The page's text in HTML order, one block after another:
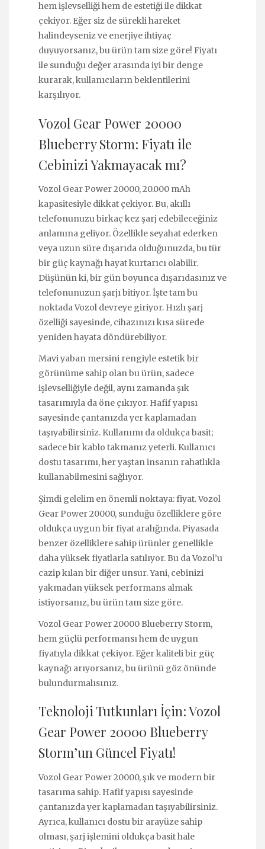
hem işlevselliği hem de estetiği ile dikkat
çekiyor. Eğer siz de sürekli hareket
halindeyseniz ve enerjiye ihtiyaç
duyuyorsanız, bu ürün tam size göre! Fiyatı
ile sunduğu değer arasında iyi bir denge
kurarak, kullanıcıların beklentilerini
karşılıyor.
Vozol Gear Power 20000
Blueberry Storm: Fiyatı ile
Cebinizi Yakmayacak mı?
Vozol Gear Power 20000, 20.000 mAh
kapasitesiyle dikkat çekiyor. Bu, akıllı
telefonunuzu birkaç kez şarj edebileceğiniz
anlamına geliyor. Özellikle seyahat ederken
veya uzun süre dışarıda olduğunuzda, bu tür
bir güç kaynağı hayat kurtarıcı olabilir.
Düşünün ki, bir gün boyunca dışarıdasınız ve
telefonunuzun şarjı bitiyor. İşte tam bu
noktada Vozol devreye giriyor. Hızlı şarj
özelliği sayesinde, cihazınızı kısa sürede
yeniden hayata döndürebiliyor.
Mavi yaban mersini rengiyle estetik bir
görünüme sahip olan bu ürün, sadece
işlevselliğiyle değil, aynı zamanda şık
tasarımıyla da öne çıkıyor. Hafif yapısı
sayesinde çantanızda yer kaplamadan
taşıyabilirsiniz. Kullanımı da oldukça basit;
sadece bir kablo takmanız yeterli. Kullanıcı
dostu tasarımı, her yaştan insanın rahatlıkla
kullanabilmesini sağlıyor.
Şimdi gelelim en önemli noktaya: fiyat. Vozol
Gear Power 20000, sunduğu özelliklere göre
oldukça uygun bir fiyat aralığında. Piyasada
benzer özelliklere sahip ürünler genellikle
daha yüksek fiyatlarla satılıyor. Bu da Vozol’u
cazip kılan bir diğer unsur. Yani, cebinizi
yakmadan yüksek performans almak
istiyorsanız, bu ürün tam size göre.
Vozol Gear Power 20000 Blueberry Storm,
hem güçlü performansı hem de uygun
fiyatıyla dikkat çekiyor. Eğer kaliteli bir güç
kaynağı arıyorsanız, bu ürünü göz önünde
bulundurmalısınız.
Teknoloji Tutkunları İçin: Vozol
Gear Power 20000 Blueberry
Storm’un Güncel Fiyatı!
Vozol Gear Power 20000, şık ve modern bir
tasarıma sahip. Hafif yapısı sayesinde
çantanızda yer kaplamadan taşıyabilirsiniz.
Ayrıca, kullanıcı dostu bir arayüze sahip
olması, şarj işlemini oldukça basit hale